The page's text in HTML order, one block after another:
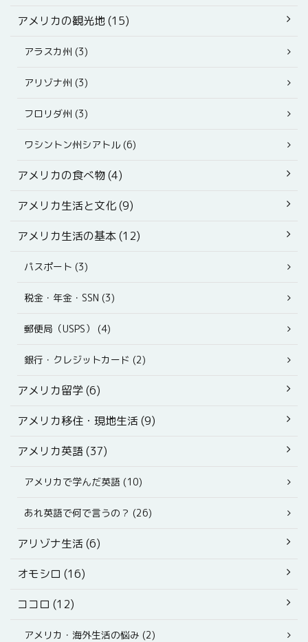
アメリカの観光地 (15)
アラスカ州 (3)
アリゾナ州 (3)
フロリダ州 (3)
ワシントン州シアトル (6)
アメリカの食べ物 (4)
アメリカ生活と文化 (9)
アメリカ生活の基本 (12)
パスポート (3)
税金・年金・SSN (3)
郵便局（USPS） (4)
銀行・クレジットカード (2)
アメリカ留学 (6)
アメリカ移住・現地生活 (9)
アメリカ英語 (37)
アメリカで学んだ英語 (10)
あれ英語で何で言うの？ (26)
アリゾナ生活 (6)
オモシロ (16)
ココロ (12)
アメリカ・海外生活の悩み (2)